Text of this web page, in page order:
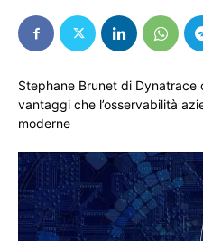
Stephane Brunet di
vantaggi che l’osservabilità
moderne